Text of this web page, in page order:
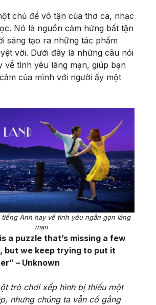
chủ đề vô tận của thơ ca, nhạc
Nó là nguồn cảm hứng bất tận
sáng tạo ra những tác phẩm
vời. Dưới đây là những câu nói
về tình yêu lãng mạn, giúp bạn
của mình với người ấy một
Anh hay về tình yêu ngắn gọn lãng
mạn
a puzzle that’s missing a few
but we keep trying to put it
– Unknown
trò chơi xếp hình bị thiếu một
nhưng chúng ta vẫn cố gắng